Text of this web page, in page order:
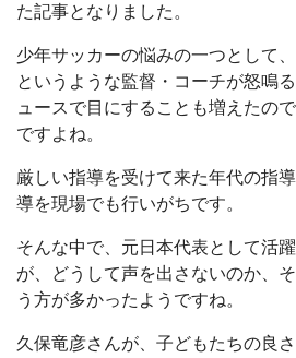
た記事となりました。
少年サッカーの悩みの一つとして
というような監督・コーチが怒鳴
ュースで目にすることも増えたの
ですよね。
厳しい指導を受けて来た年代の指
導を現場でも行いがちです。
そんな中で、元日本代表として活
が、どうして声を出さないのか、
う方が多かったようですね。
久保竜彦さんが、子どもたちの良